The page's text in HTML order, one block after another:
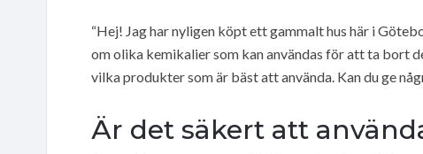
“Hej! Jag har nyligen köpt ett gammalt hus här i
om olika kemikalier som kan användas för att ta bort
vilka produkter som är bäst att använda. Kan du ge
Är det säkert att